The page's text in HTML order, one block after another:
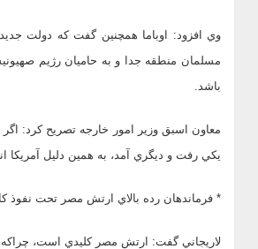
وي افزود: اوباما همچنين گفت كه دولت
مسلمان منطقه جدا و به حاميان رژيم
باشد.
معاون اسبق وزير امور خارجه تصريح كرد:
يكي رفت و ديگري آمد، به همين دليل
* فرماندهان رده بالاي ارتش مصر تحت نفوذ
لاريجاني گفت: ارتش مصر كليدي است،